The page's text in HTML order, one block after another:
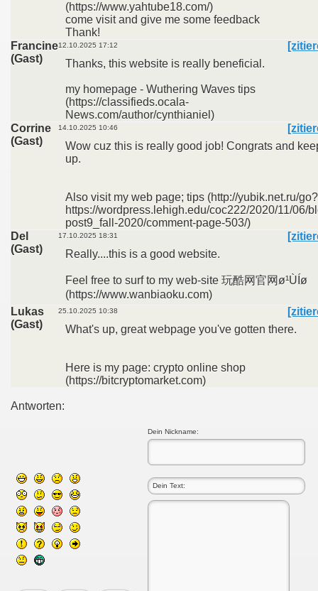
(https://www.yahtube18.com/)
come visit and give me some feedback
Thank!
Francine
(Gast)
12.10.2025 17:12
Thanks, this website is really beneficial.
my homepage - Wuthering Waves tips
(https://classifieds.ocala-
News.com/author/cynthianiel)
Corrine
(Gast)
14.10.2025 10:46
Wow cuz this is really good job! Congrats and
up.
Also visit my web page; tips (http://yubik.net.ru/go?
https://wordpress.lehigh.edu/coc222/2020/11/06/
post9_fall-2020/comment-page-503/)
Del
(Gast)
17.10.2025 18:31
Really....this is a good website.
Feel free to surf to my web-site 玩酷网官网ø¹ÙÍø
(https://www.wanbiaoku.com)
Lukas
(Gast)
25.10.2025 10:38
What's up, great webpage you've gotten there.
Here is my page: crypto online shop
(https://bitcryptomarket.com)
Antworten:
Dein Nickname: